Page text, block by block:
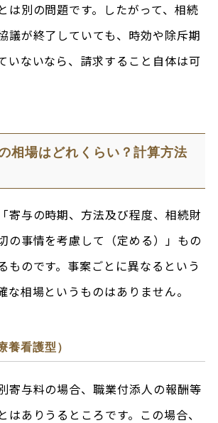
は別の問題です。したがって、相続
議が終了していても、時効や除斥期
いないなら、請求すること自体は可
相場はどれくらい？計算方法
寄与の時期、方法及び程度、相続財
の事情を考慮して（定める）」もの
ものです。事案ごとに異なるという
な相場というものはありません。
養看護型）
寄与料の場合、職業付添人の報酬等
はありうるところです。この場合、